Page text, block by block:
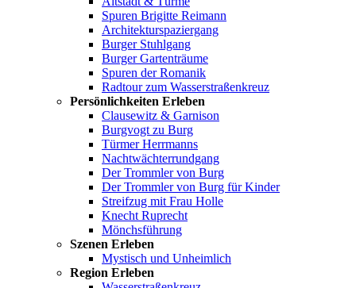
Spuren Brigitte Reimann
Architekturspaziergang
Burger Stuhlgang
Burger Gartenträume
Spuren der Romanik
Radtour zum Wasserstraßenkreuz
Persönlichkeiten Erleben
Clausewitz & Garnison
Burgvogt zu Burg
Türmer Herrmanns
Nachtwächterrundgang
Der Trommler von Burg
Der Trommler von Burg für Kinder
Streifzug mit Frau Holle
Knecht Ruprecht
Mönchsführung
Szenen Erleben
Mystisch und Unheimlich
Region Erleben